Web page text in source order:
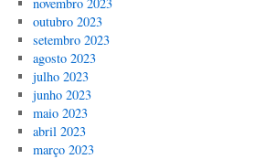
outubro 2023
setembro 2023
agosto 2023
julho 2023
junho 2023
maio 2023
abril 2023
março 2023